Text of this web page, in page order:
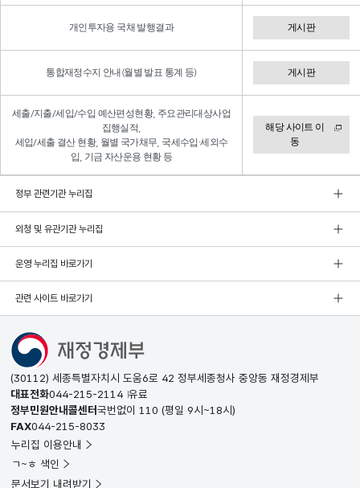
개인투자용 국채 발행결과 게시판
통합재정수지 안내(월별 발표 통계 등) 게시판
세출/지출/세입/수입 예산편성현황, 주요관리대상사업
집행실적,
세입/세출 결산 현황, 월별 국가채무, 국세수입·세외수
입, 기금 자산운용 현황 등
해당 사이트 이
동
정부 관련기관 누리집
외청 및 유관기관 누리집
운영 누리집 바로가기
관련 사이트 바로가기
(30112) 세종특별자치시 도움6로 42 정부세종청사 중앙동 재정경제부
대표전화044-215-2114 유료
정부민원안내콜센터국번없이 110 (평일 9시~18시)
FAX044-215-8033
누리집 이용안내
ㄱ~ㅎ 색인
문서보기 내려받기